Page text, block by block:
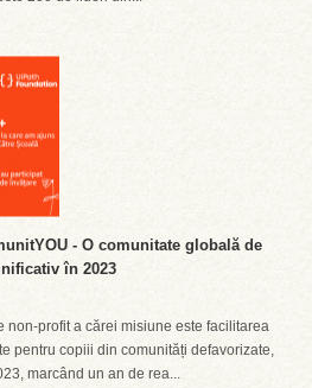
- O comunitate globală de
în 2023
non-profit a cărei misiune este facilitarea
pentru copiii din comunități defavorizate,
marcând un an de rea...